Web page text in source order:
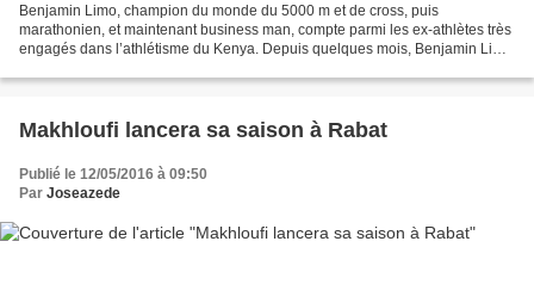
Benjamin Limo, champion du monde du 5000 m et de cross, puis
marathonien, et maintenant business man, compte parmi les ex-athlètes très
engagés dans l’athlétisme du Kenya. Depuis quelques mois, Benjamin Limo
Makhloufi lancera sa saison à Rabat
Publié le 12/05/2016 à 09:50
Par Joseazede